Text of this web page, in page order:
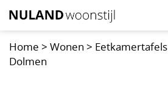
Home > Wonen > Eetkamertafels
Dolmen